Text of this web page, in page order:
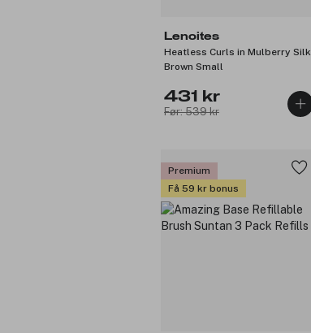
Lenoites
Heatless Curls in Mulberry Silk
Brown Small
431 kr
Før: 539 kr
Premium
Få 59 kr bonus